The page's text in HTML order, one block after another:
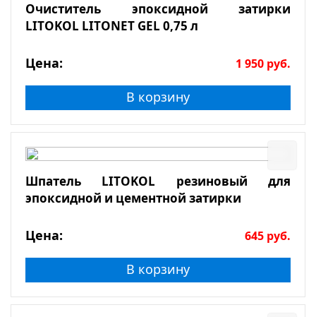
Очиститель эпоксидной затирки
LITOKOL LITONET GEL 0,75 л
Цена: 1 950 руб.
В корзину
Шпатель LITOKOL резиновый для
эпоксидной и цементной затирки
Цена: 645 руб.
В корзину